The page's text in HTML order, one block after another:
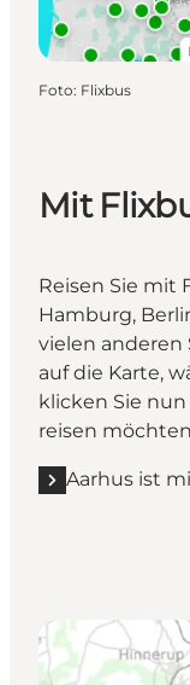
Foto: Flixbus
Mit
Reisen Sie mit
Hamburg,
vielen anderen
auf die Karte,
klicken Sie
reisen
Aarhus ist